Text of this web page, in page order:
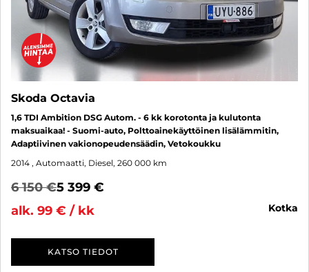
Skoda Octavia
1,6 TDI Ambition DSG Autom. - 6 kk korotonta ja kulutonta
maksuaikaa! - Suomi-auto, Polttoainekäyttöinen lisälämmitin,
Adaptiivinen vakionopeudensäädin, Vetokoukku
2014 , Automaatti, Diesel, 260 000 km
6 150 €5 399 €
alk. 99 € / kk
kotka
KATSO TIEDOT